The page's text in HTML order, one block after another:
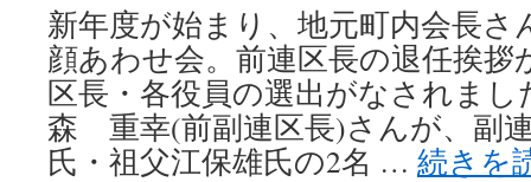
ス
キ
ッ
プ
新年度が始まり、地元町内会長さ
顔あわせ会。前連区長の退任挨
区長・各役員の選出がなされまし
森 重幸(前副連区長)さんが、副
氏・祖父江保雄氏の2名 … 続きを